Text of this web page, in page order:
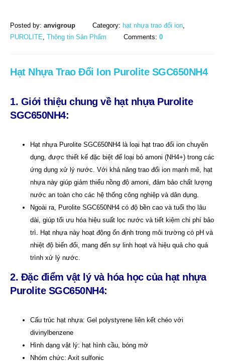
Posted by: anvigroup Category: hạt nhựa trao đổi ion
PUROLITE Thông tin Sản Phẩm Comments: 0
Hạt Nhựa Trao Đổi Ion Purolite SGC650NH4
1. Giới thiệu chung về hạt nhựa Purolite
SGC650NH4:
Hạt nhựa Purolite SGC650NH4 là loại hạt trao đổi ion chuyên
dụng, được thiết kế đặc biệt để loại bỏ amoni (NH4+) trong các
ứng dụng xử lý nước. Với khả năng trao đổi ion mạnh mẽ, hạt
nhựa này giúp giảm thiểu nồng độ amoni, đảm bảo chất lượng
nước an toàn cho các hệ thống công nghiệp và dân dụng.
Ngoài ra, Purolite SGC650NH4 có độ bền cao và tuổi thọ lâu
dài, giúp tối ưu hóa hiệu suất lọc nước và tiết kiệm chi phí bảo
trì. Hạt nhựa này hoạt động ổn định trong môi trường có pH và
nhiệt độ biến đổi, mang đến sự linh hoạt và hiệu quả cho quá
trình xử lý nước.
2. Đặc điểm vật lý và hóa học của hạt nhựa
Purolite SGC650NH4:
Cấu trúc hạt nhựa: Gel polystyrene liên kết chéo với
divinylbenzene
Hình dạng vật lý: hạt hình cầu, bóng mờ
Nhóm chức: Axit sulfonic